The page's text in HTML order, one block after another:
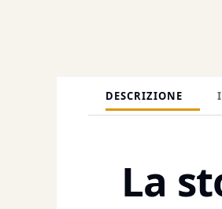
DESCRIZIONE
La